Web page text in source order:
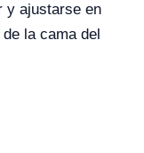
y ajustarse en
la cama del